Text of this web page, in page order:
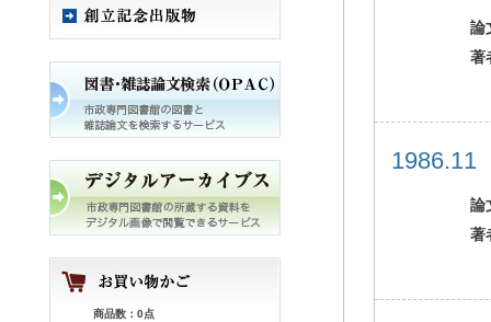
商品数：0点
論
著
論
著